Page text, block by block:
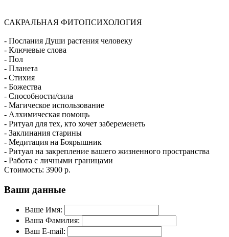
САКРАЛЬНАЯ ФИТОПСИХОЛОГИЯ
- Послания Души растения человеку
- Ключевые слова
- Пол
- Планета
- Стихия
- Божества
- Способности/сила
- Магическое использование
- Алхимическая помощь
- Ритуал для тех, кто хочет забеременеть
- Заклинания старины
- Медитация на Боярышник
- Ритуал на закрепление вашего жизненного пространства
- Работа с личными границами
Стоимость: 3900 р.
Ваши данные
Ваше Имя:
Ваша Фамилия:
Ваш E-mail: